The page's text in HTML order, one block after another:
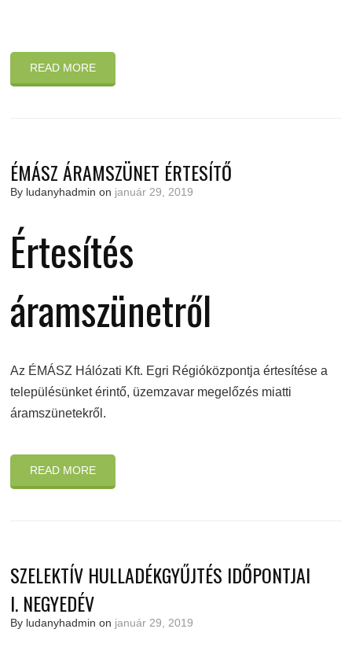
READ MORE
ÉMÁSZ ÁRAMSZÜNET ÉRTESÍTŐ
By ludanyhadmin on január 29, 2019
Értesítés
áramszünetről
Az ÉMÁSZ Hálózati Kft. Egri Régióközpontja értesítése a
településünket érintő, üzemzavar megelőzés miatti
áramszünetekről.
READ MORE
SZELEKTÍV HULLADÉKGYŰJTÉS IDŐPONTJAI
I. NEGYEDÉV
By ludanyhadmin on január 29, 2019